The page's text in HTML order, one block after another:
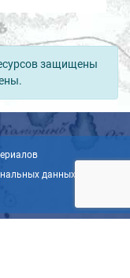
защищены
данных